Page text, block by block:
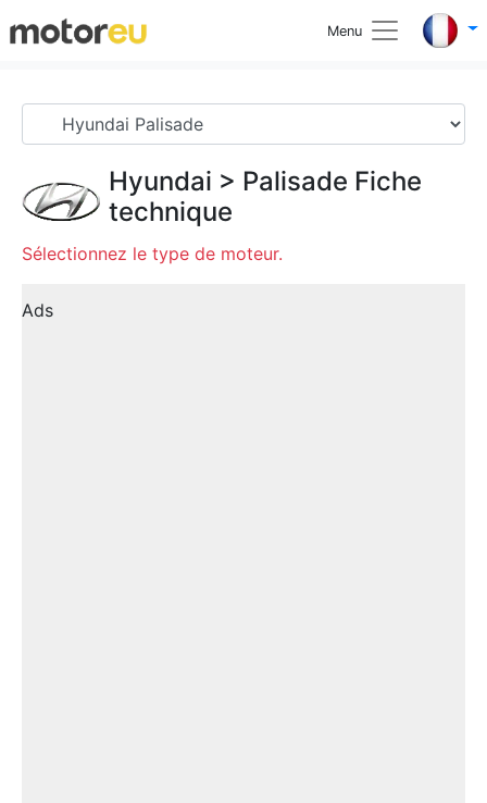
Menu
Hyundai > Palisade Fiche
technique
Sélectionnez le type de moteur.
Ads